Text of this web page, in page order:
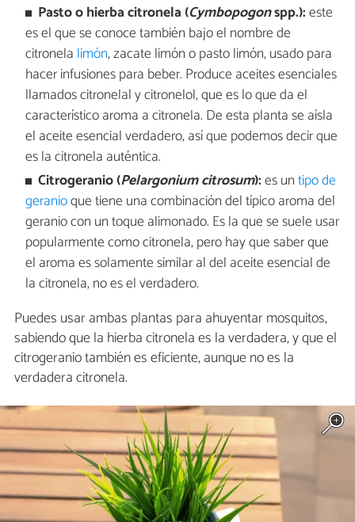
Pasto o hierba citronela (Cymbopogonspp.):este
es el que se conoce también bajo el nombre de
citronela limón, zacate limón o pasto limón, usado para
hacer infusiones para beber. Produce aceites esenciales
llamados citronelal y citronelol, que es lo que da el
característico aroma a citronela. De esta planta se aísla
el aceite esencial verdadero, así que podemos decir que
es la citronela auténtica.
Citrogeranio (Pelargonium citrosum):es untipo de
geranioque tiene una combinación del típico aroma del
geranio con un toque alimonado. Es la que se suele usar
popularmente como citronela, pero hay que saber que
el aroma es solamente similar al del aceite esencial de
la citronela, no es el verdadero.
Puedes usar ambas plantas para ahuyentar mosquitos,
sabiendo que la hierba citronela es la verdadera, y que el
citrogeranio también es eficiente, aunque no es la
verdadera citronela.